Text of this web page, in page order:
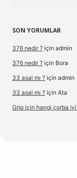
SON YORUMLAR
376 nedir ? için admin
376 nedir ? için Bora
33 asal mı ? için admin
33 asal mı ? için Ata
Grip için hangi çorba